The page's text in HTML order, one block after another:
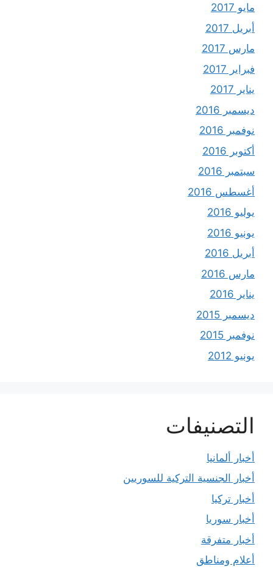
مايو 2017
أبريل 2017
مارس 2017
فبراير 2017
يناير 2017
ديسمبر 2016
نوفمبر 2016
أكتوبر 2016
سبتمبر 2016
أغسطس 2016
يوليو 2016
يونيو 2016
أبريل 2016
مارس 2016
يناير 2016
ديسمبر 2015
نوفمبر 2015
يونيو 2012
التصنيفات
أخبار ألمانيا
أخبار الجنسية التركية للسوريين
أخبار تركيا
أخبار سوريا
أخبار متفرقة
أعلام ومناطق